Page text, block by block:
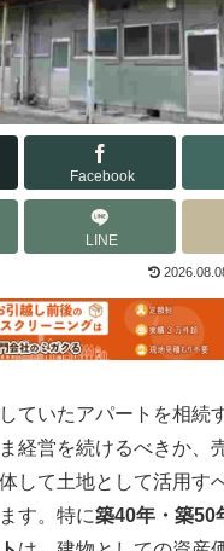
Facebook
LINE
ていたアパートを相続
経営を続けるべきか、
して土地として活用す
す。特に築40年・築50